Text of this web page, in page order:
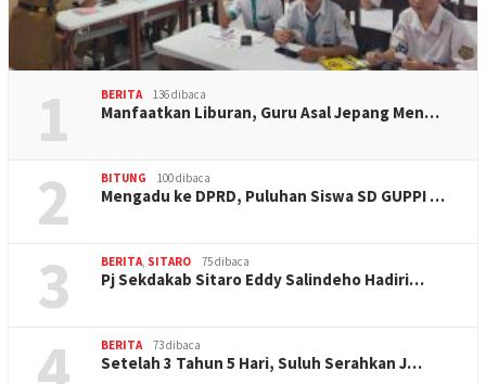
1 BERITA 136 dibaca
Manfaatkan Liburan, Guru Asal Jepang Men…
2 BITUNG 100 dibaca
Mengadu ke DPRD, Puluhan Siswa SD GUPPI …
3 BERITA, SITARO 75 dibaca
Pj Sekdakab Sitaro Eddy Salindeho Hadiri…
BERITA 73 dibaca
Setelah 3 Tahun 5 Hari, Suluh Serahkan J…